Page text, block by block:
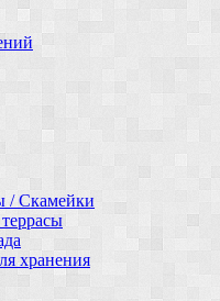
/ Скамейки
хранения